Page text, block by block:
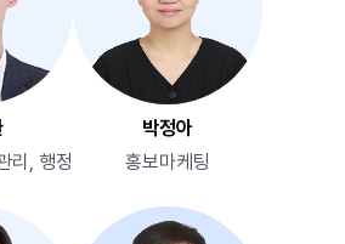
리, 행정
박정아
홍보마케팅